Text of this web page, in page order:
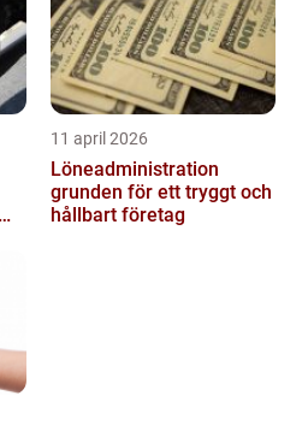
11 april 2026
Löneadministration
grunden för ett tryggt och
hållbart företag